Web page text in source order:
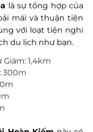
là sự tổng hợp của
mái và thuận tiện
với loạt tiện nghi
du lịch như bạn.
Giám: 1,4km
300m